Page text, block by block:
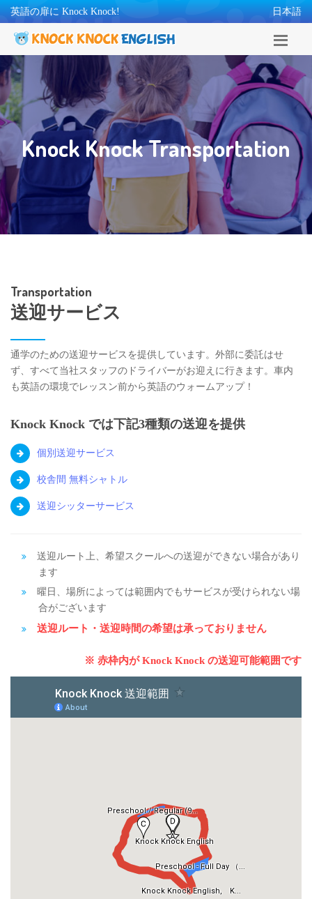
英語の扉に Knock Knock! 日本語
Knock Knock Transportation
Transportation
送迎サービス
通学のための送迎サービスを提供しています。外部に委託はせ
ず、すべて当社スタッフのドライバーがお迎えに行きます。車内
も英語の環境でレッスン前から英語のウォームアップ！
Knock Knock では下記3種類の送迎を提供
個別送迎サービス
校舎間 無料シャトル
送迎シッターサービス
送迎ルート上、希望スクールへの送迎ができない場合があり
ます
曜日、場所によっては範囲内でもサービスが受けられない場
合がございます
送迎ルート・送迎時間の希望は承っておりません
※ 赤枠内が Knock Knock の送迎可能範囲です